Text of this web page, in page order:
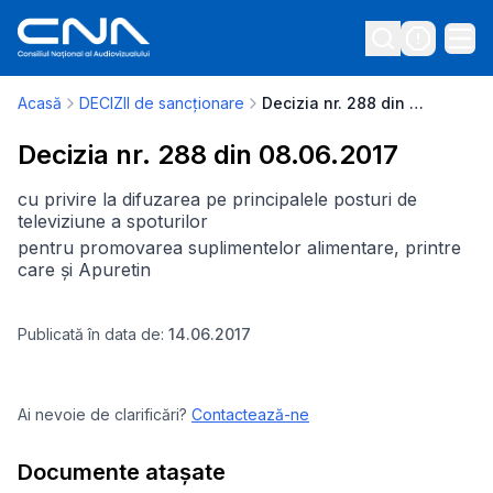
Acasă DECIZII de sancționare Decizia nr. 288 din 08.06.2017
Decizia nr. 288 din 08.06.2017
cu privire la difuzarea pe principalele posturi de
televiziune a spoturilor
pentru promovarea suplimentelor alimentare, printre
care și Apuretin
Publicată în data de: 14.06.2017
Ai nevoie de clarificări? Contactează-ne
Documente atașate